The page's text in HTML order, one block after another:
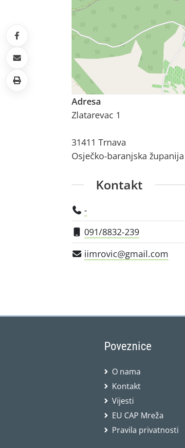
Adresa
Zlatarevac 1
31411 Trnava
Osječko-baranjska županija
Kontakt
-
091/8832-239
iimrovic@gmail.com
Poveznice
O nama
Kontakt
Vijesti
EU CAP Mreža
Pravila privatnosti